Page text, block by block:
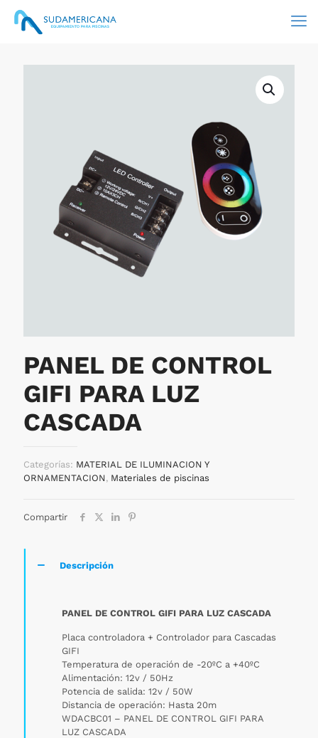
PANEL DE CONTROL
GIFI PARA LUZ
CASCADA
Categorías: MATERIAL DE ILUMINACION Y
ORNAMENTACION, Materiales de piscinas
Compartir
Descripción
PANEL DE CONTROL GIFI PARA LUZ CASCADA
Placa controladora + Controlador para Cascadas
GIFI
Temperatura de operación de -20ºC a +40ºC
Alimentación: 12v / 50Hz
Potencia de salida: 12v / 50W
Distancia de operación: Hasta 20m
WDACBC01 – PANEL DE CONTROL GIFI PARA
LUZ CASCADA